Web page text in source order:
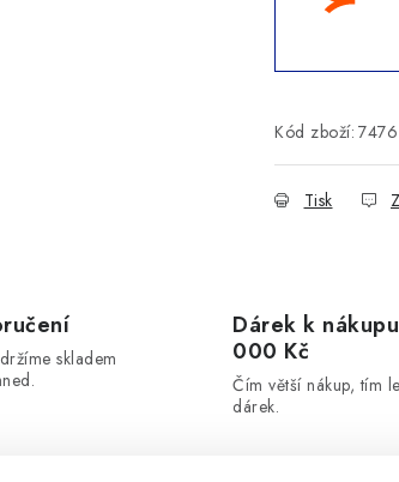
Kód zboží: 7476
Tisk
skladem
Dárek k
000 Kč
Čím větší nákup, tím
dárek.